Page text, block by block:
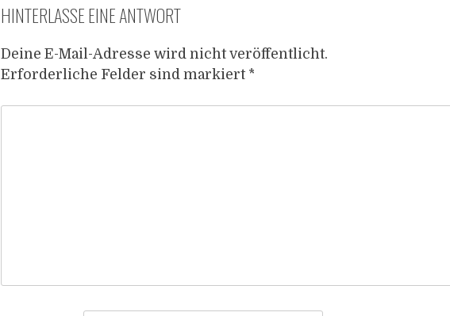
HINTERLASSE EINE ANTWORT
Deine E-Mail-Adresse wird nicht veröffentlicht.
Erforderliche Felder sind markiert *